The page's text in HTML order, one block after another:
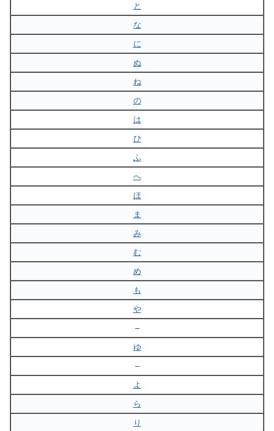
と
な
に
ぬ
ね
の
は
ひ
ふ
へ
ほ
ま
み
む
め
も
や
–
ゆ
–
よ
ら
り